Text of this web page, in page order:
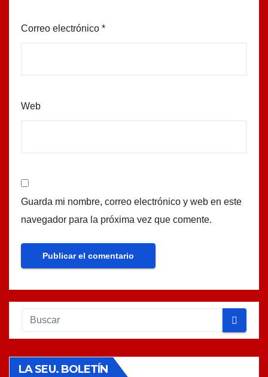
Correo electrónico *
Web
Guarda mi nombre, correo electrónico y web en este
navegador para la próxima vez que comente.
LA SEU. BOLETÍN